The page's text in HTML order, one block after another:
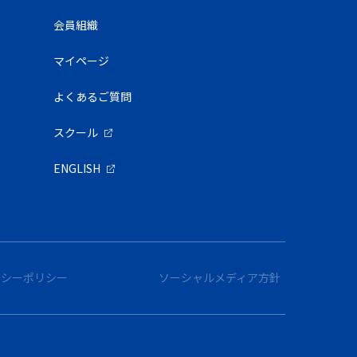
会員組織
マイページ
よくあるご質問
スクール
ENGLISH
ーポリシー ソーシャルメディア方針